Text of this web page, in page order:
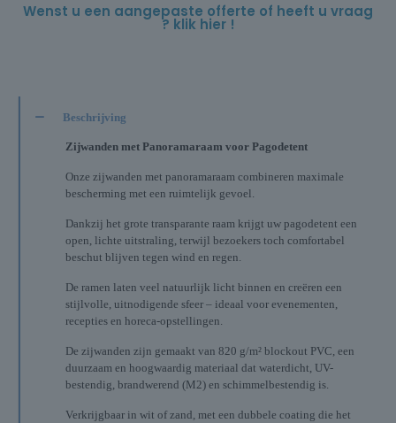
Wenst u een aangepaste offerte of heeft u vraag
? klik hier !
Beschrijving
Zijwanden met Panoramaraam voor Pagodetent
Onze zijwanden met panoramaraam combineren maximale
bescherming met een ruimtelijk gevoel.
Dankzij het grote transparante raam krijgt uw pagodetent een
open, lichte uitstraling, terwijl bezoekers toch comfortabel
beschut blijven tegen wind en regen.
De ramen laten veel natuurlijk licht binnen en creëren een
stijlvolle, uitnodigende sfeer – ideaal voor evenementen,
recepties en horeca-opstellingen.
De zijwanden zijn gemaakt van 820 g/m² blockout PVC, een
duurzaam en hoogwaardig materiaal dat waterdicht, UV-
bestendig, brandwerend (M2) en schimmelbestendig is.
Verkrijgbaar in wit of zand, met een dubbele coating die het